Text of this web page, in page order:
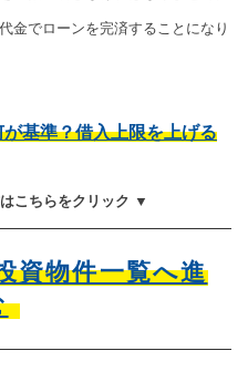
金でローンを完済することになり
基準？借入上限を上げる
こちらをクリック ▼
資物件一覧へ進